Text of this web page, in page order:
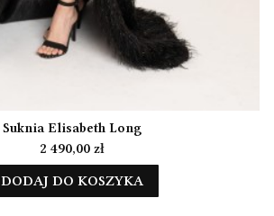
Suknia Elisabeth Long
Cena
2 490,00 zł
DODAJ DO KOSZYKA